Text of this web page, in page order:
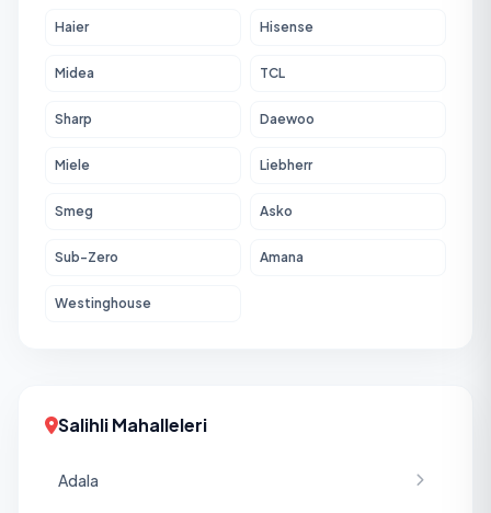
Haier Hisense
Midea TCL
Sharp Daewoo
Miele Liebherr
Smeg Asko
Sub-Zero Amana
Westinghouse
Salihli Mahalleleri
Adala